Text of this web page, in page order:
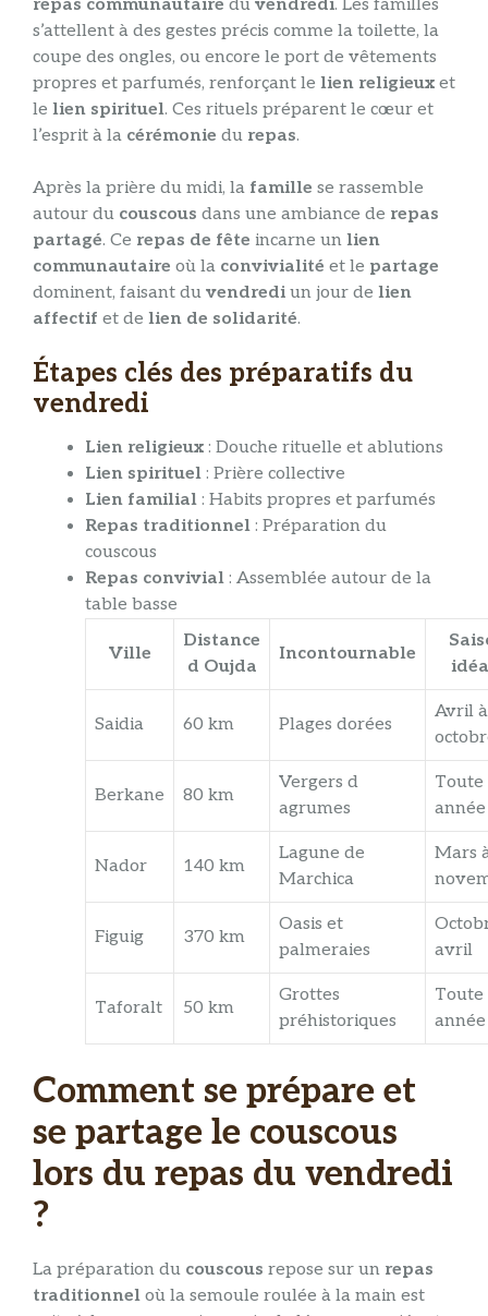
repas communautaire du vendredi. Les familles
s’attellent à des gestes précis comme la toilette, la
coupe des ongles, ou encore le port de vêtements
propres et parfumés, renforçant le lien religieux et
le lien spirituel. Ces rituels préparent le cœur et
l’esprit à la cérémonie du repas.
Après la prière du midi, la famille se rassemble
autour du couscous dans une ambiance de repas
partagé. Ce repas de fête incarne un lien
communautaire où la convivialité et le partage
dominent, faisant du vendredi un jour de lien
affectif et de lien de solidarité.
Étapes clés des préparatifs du
vendredi
Lien religieux : Douche rituelle et ablutions
Lien spirituel : Prière collective
Lien familial : Habits propres et parfumés
Repas traditionnel : Préparation du
couscous
Repas convivial : Assemblée autour de la
table basse
Ville
Distance
d Oujda
Incontournable
Saidia 60 km Plages dorées
Avril à
Berkane 80 km
Vergers d
agrumes
Toute
année
Nador 140 km
Lagune de
Marchica
Mars
Figuig 370 km
Oasis et
palmeraies
avril
Taforalt 50 km
Grottes
préhistoriques
Toute
année
Comment se prépare et
se partage le couscous
lors du repas du vendredi
?
La préparation du couscous repose sur un repas
traditionnel où la semoule roulée à la main est